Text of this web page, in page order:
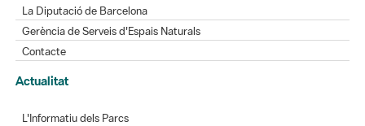
La Diputació de Barcelona
Gerència de Serveis d'Espais Naturals
Contacte
Actualitat
L'Informatiu dels Parcs